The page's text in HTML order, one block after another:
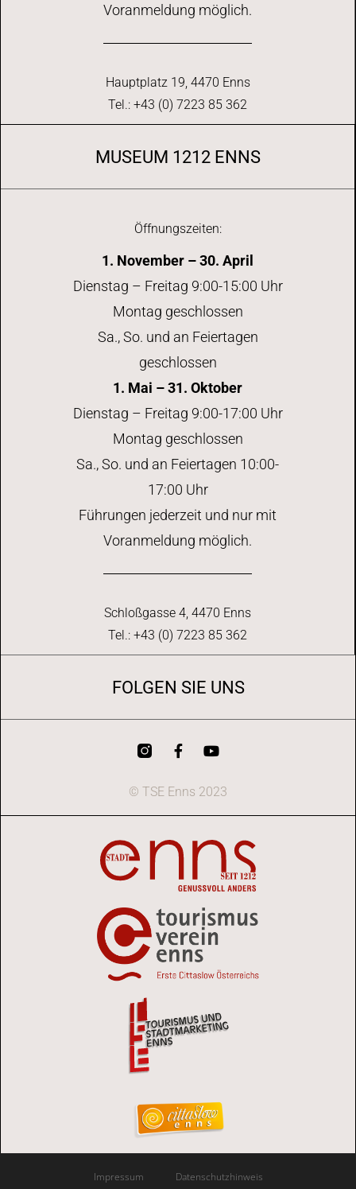
Voranmeldung möglich.
Hauptplatz 19, 4470 Enns
Tel.: +43 (0) 7223 85 362
MUSEUM 1212 ENNS
Öffnungszeiten:
1. November – 30. April
Dienstag – Freitag 9:00-15:00 Uhr
Montag geschlossen
Sa., So. und an Feiertagen
geschlossen
1. Mai – 31. Oktober
Dienstag – Freitag 9:00-17:00 Uhr
Montag geschlossen
Sa., So. und an Feiertagen 10:00-
17:00 Uhr
Führungen jederzeit und nur mit
Voranmeldung möglich.
Schloßgasse 4, 4470 Enns
Tel.: +43 (0) 7223 85 362
FOLGEN SIE UNS
© TSE Enns 2023
Impressum Datenschutzhinweis